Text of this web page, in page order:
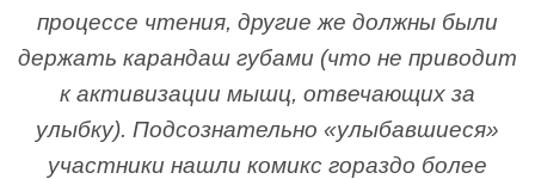
процессе чтения, другие же должны были
держать карандаш губами (что не приводит
к активизации мышц, отвечающих за
улыбку). Подсознательно «улыбавшиеся»
участники нашли комикс гораздо более